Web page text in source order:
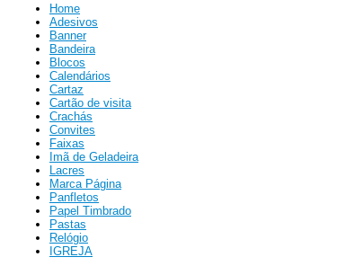
Home
Adesivos
Banner
Bandeira
Blocos
Calendários
Cartaz
Cartão de visita
Crachás
Convites
Faixas
Imã de Geladeira
Lacres
Marca Página
Panfletos
Papel Timbrado
Pastas
Relógio
IGREJA